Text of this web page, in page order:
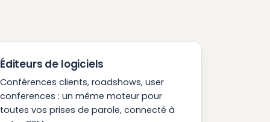
Éditeurs de logiciels
Conférences clients, roadshows, user
conferences : un même moteur pour
toutes vos prises de parole, connecté à